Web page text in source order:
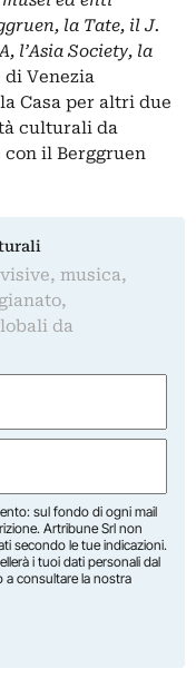
la Tate, il J.
l’Asia Society, la
di Venezia
Casa per altri due
culturali da
il Berggruen
musica,
da
sul fondo di ogni mail
Artribune Srl non
secondo le tue indicazioni.
i tuoi dati personali dal
a consultare la nostra